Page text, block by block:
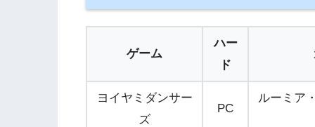
ゲーム
ハー
ド
ヨイヤミダンサー
ズ
PC
ルーミア